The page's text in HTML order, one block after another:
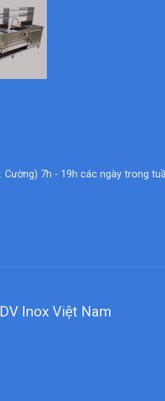
Cường) 7h - 19h các ngày trong
Inox Việt Nam